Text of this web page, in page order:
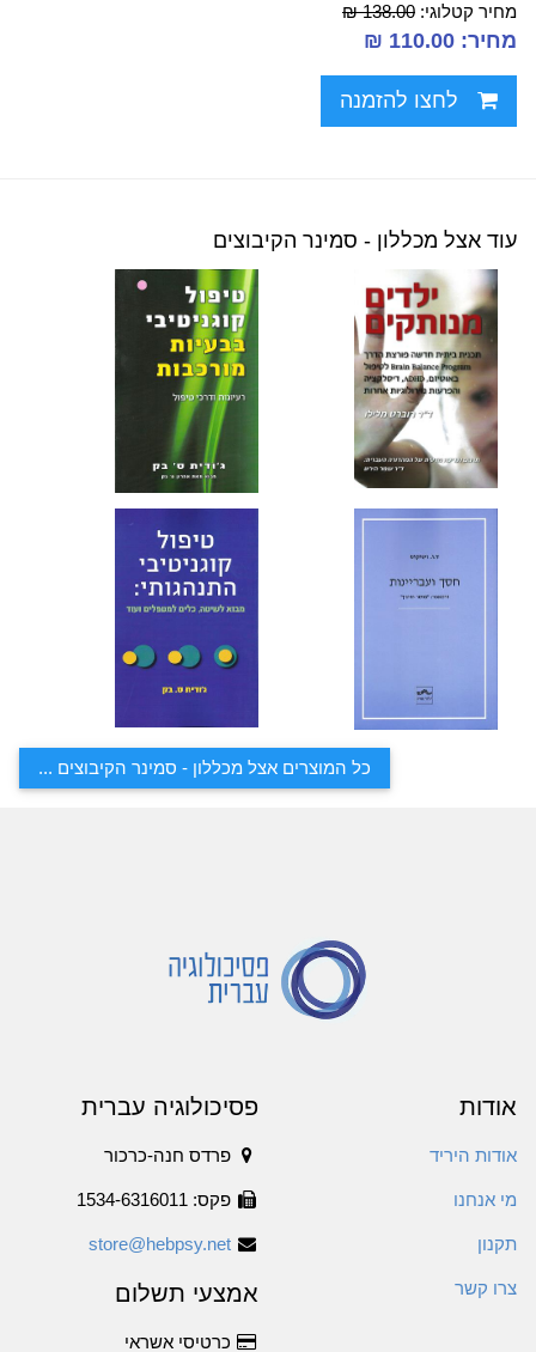
מחיר קטלוגי: 138.00 ₪
מחיר: 110.00 ₪
לחצו להזמנה
עוד אצל מכללון - סמינר הקיבוצים
כל המוצרים אצל מכללון - סמינר הקיבוצים ...
אודות
אודות היריד
מי אנחנו
תקנון
צרו קשר
פסיכולוגיה עברית
פרדס חנה-כרכור
פקס: 1534-6316011
store@hebpsy.net
אמצעי תשלום
כרטיסי אשראי